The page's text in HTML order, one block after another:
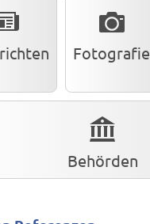
Fotografie
Behörden